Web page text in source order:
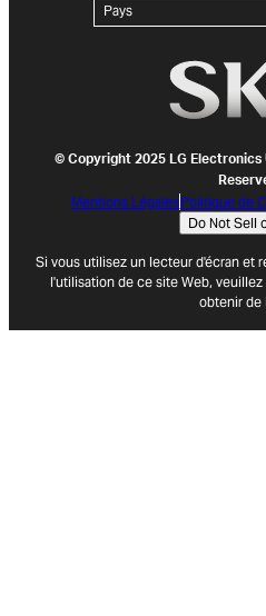
Pays
© Copyright 2025 LG Electronics
Mentions LégalesPolitique de
Do Not Sell
Si vous utilisez un lecteur d'écran et
l'utilisation de ce site Web,
obtenir de